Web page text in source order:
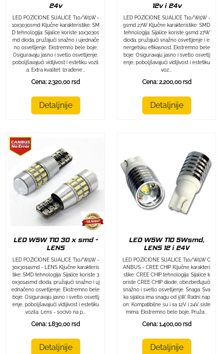
24v
LED POZICIONE SIJALICE T10/W5W -
10x3030smd Ključne karakteristike: SM
D tehnologija: Sijalice koriste 10x3030s
md dioda, pružajući snažno i ujednače
no osvetljenje. Ekstremno bele boje:
Osiguravaju jasno i svetlo osvetljenje,
poboljšavajući vidljivost i estetiku vozil
a. Extra kvalitet: Izrađene...
Cena: 2.320,00 rsd
Detaljnije
12v i 24v
LED POZICIONE SIJALICE T10/W5W -
9smd 27W Ključne karakteristike: SMD
tehnologija: Sijalice koriste 9smd 27W
dioda, pružajući snažno osvetljenje i e
nergetsku efikasnost. Ekstremno bele
boje: Osiguravaju jasno i svetlo osvetlj
enje, poboljšavajući vidljivost i estetiku
voz...
Cena: 2.200,00 rsd
Detaljnije
LED W5W T10 30 x smd -
LENS
LED POZICIONE SIJALICE T10/W5W -
30x3014smd - LENS Ključne karakteris
tike: SMD tehnologija: Sijalice koriste 3
0x3014smd dioda, pružajući snažno i uj
ednačeno osvetljenje. Ekstremno bele
boje: Osiguravaju jasno i svetlo osvetlj
enje, poboljšavajući vidljivost i estetiku
vozila. Lens - socivo na p...
Cena: 1.830,00 rsd
Detaljnije
LED W5W T10 5Wsmd,
LENS 12 i 24V
LED POZICIONE SIJALICE T10/W5W C
ANBUS - CREE CHIP Ključne karakteri
stike: CREE CHIP tehnologija: Sijalice k
oriste CREE CHIP diode, obezbeđujući
snažno i svetlo osvetljenje. Snaga: Sva
ka sijalica ima snagu od 5W. Radni nap
on: Kompatibilne su i sa 12V i 24V siste
mima. Ekstremno bele boje: Pruža...
Cena: 1.400,00 rsd
Detaljnije